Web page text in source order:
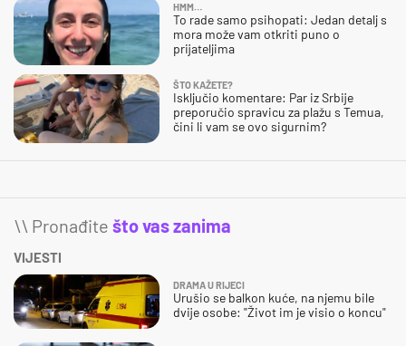
HMM…
To rade samo psihopati: Jedan detalj s
mora može vam otkriti puno o
prijateljima
ŠTO KAŽETE?
Isključio komentare: Par iz Srbije
preporučio spravicu za plažu s Temua,
čini li vam se ovo sigurnim?
\\ Pronađite što vas zanima
VIJESTI
DRAMA U RIJECI
Urušio se balkon kuće, na njemu bile
dvije osobe: "Život im je visio o koncu"